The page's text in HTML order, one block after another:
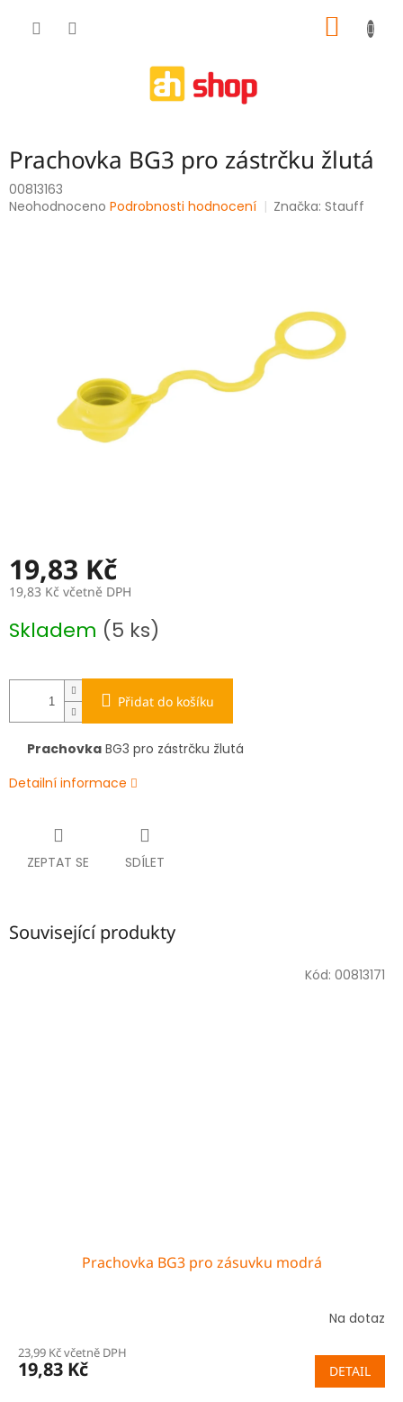
Prachovka BG3 pro zástrčku žlutá
00813163
Průměrné
Neohodnoceno Podrobnosti hodnocení Značka:Stauff
19,83 Kč
19,83 Kč včetně DPH
cena:
Skladem (5 ks)
Přidat do košíku
Prachovka BG3 pro zástrčku žlutá
Detailní informace
ZEPTAT SE SDÍLET
Související produkty
Prachovka BG3 pro zásuvku modrá
Na dotaz
23,99 Kč včetně DPH
19,83 Kč DETAIL
Kód: 00813171